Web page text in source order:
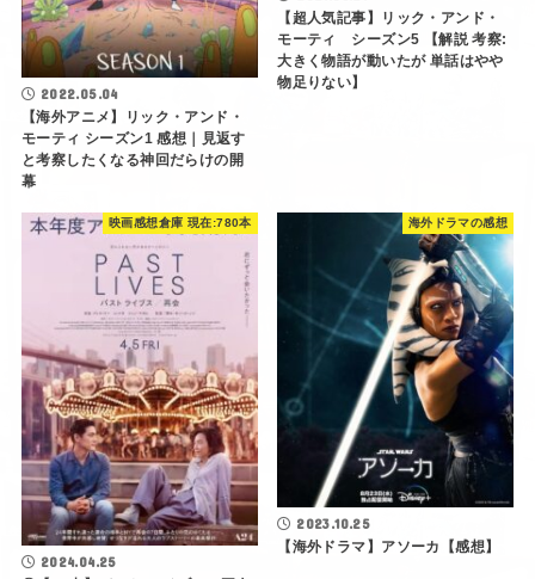
2022.05.04
【海外アニメ】リック・アンド・
モーティ シーズン1 感想｜見返す
と考察したくなる神回だらけの開
幕
【超人気記事】リック・アンド・
モーティ シーズン5 【解説 考察:
大きく物語が動いたが 単話はやや
物足りない】
映画感想倉庫 現在:780本
2024.04.25
海外ドラマの感想
2023.10.25
【海外ドラマ】アソーカ【感想】